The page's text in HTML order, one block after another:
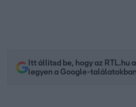
Itt állítsd be, hogy az RTL.hu
legyen a Google-